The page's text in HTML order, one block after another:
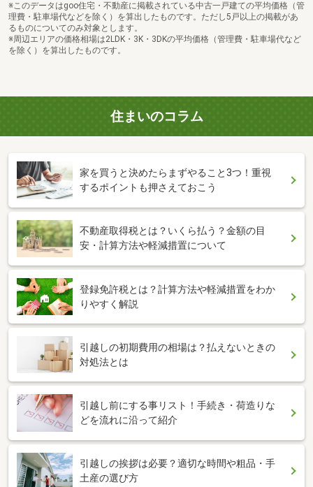
※このデータはgoo住宅・不動産に掲載されている中古一戸建ての平均価格（管
理費・駐車場代などを除く）を算出したものです。ただし5戸以上の掲載があ
るものについてのみ対象とします。
※周辺エリアの価格相場は2LDK・3K・3DKの平均価格（管理費・駐車場代など
を除く）を算出したものです。
住まいのコラム
家を買うと決めたらまずやること3つ！重視
するポイントも押さえておこう
不動産取得税とは？いくら払う？金額の目
安・計算方法や軽減措置について
登録免許税とは？計算方法や軽減措置をわか
りやすく解説
引越しの初期費用の相場は？払えないときの
対処法とは
引越し前にする事リスト！手続き・荷造りな
どを流れに沿って紹介
引越しの挨拶は必要？適切な時間や粗品・手
土産の選び方